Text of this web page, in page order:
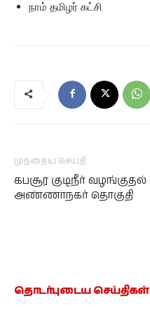
நாம் தமிழர் கட்சி
முந்தைய செய்தி
கபசூர குடிநீர் வழங்குதல்
அண்ணாநகர் தொகுதி
தொடர்புடைய செய்திகள்